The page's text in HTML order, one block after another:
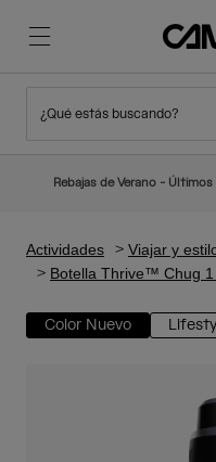
Novedades
Mochilas
Senderismo
Adiós a los
¿Qué estás buscando?
Rebajas de Verano -
Actividades Viajar y
Botella Thrive™ Chug
Color Nuevo